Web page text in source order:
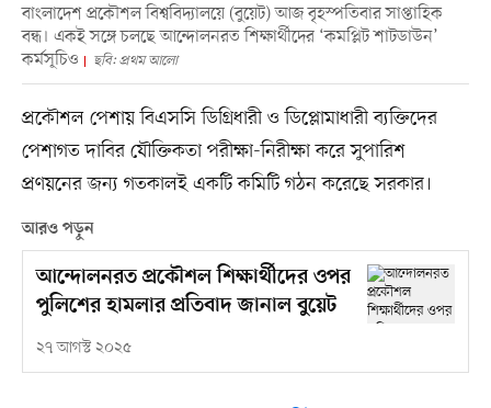
বাংলাদেশ প্রকৌশল বিশ্ববিদ্যালয়ে (বুয়েট) আজ বৃহস্পতিবার সাপ্তাহিক
বন্ধ। একই সঙ্গে চলছে আন্দোলনরত শিক্ষার্থীদের ‘কমপ্লিট শাটডাউন’
কর্মসূচিও
ছবি: প্রথম আলো
প্রকৌশল পেশায় বিএসসি ডিগ্রিধারী ও ডিপ্লোমাধারী ব্যক্তিদের
পেশাগত দাবির যৌক্তিকতা পরীক্ষা-নিরীক্ষা করে সুপারিশ
প্রণয়নের জন্য গতকালই একটি কমিটি গঠন করেছে সরকার।
আরও পড়ুন
আন্দোলনরত প্রকৌশল শিক্ষার্থীদের ওপর
পুলিশের হামলার প্রতিবাদ জানাল বুয়েট
২৭ আগস্ট ২০২৫